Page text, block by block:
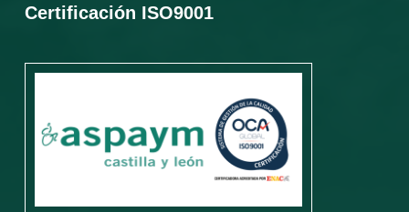
Certificación ISO9001